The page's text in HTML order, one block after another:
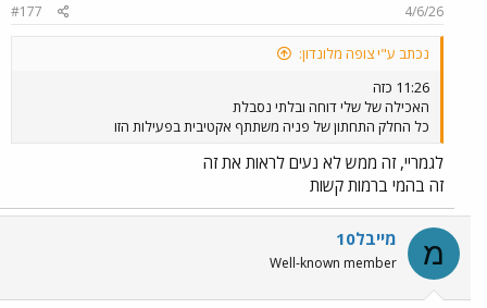
s
4/6/26
#177
נכתב ע"י צופה מלונדון:
11:26 כזה
האכילה של שלי דוחה ובלתי נסבלת
כל החלק התחתון של פניה משתתף אקטיבית בפעילות הזו
לגמריי, זה ממש לא נעים לראות את זה
זה בהמי ברמות קשות
מ מייבל10
Well-known member